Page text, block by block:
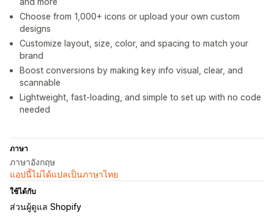
Choose from 1,000+ icons or upload your own custom
designs
Customize layout, size, color, and spacing to match your
brand
Boost conversions by making key info visual, clear, and
scannable
Lightweight, fast-loading, and simple to set up with no code
needed
ภาษา
ภาษาอังกฤษ
แอปนี้ไม่ได้แปลเป็นภาษาไทย
ใช้ได้กับ
ส่วนผู้ดูแล Shopify